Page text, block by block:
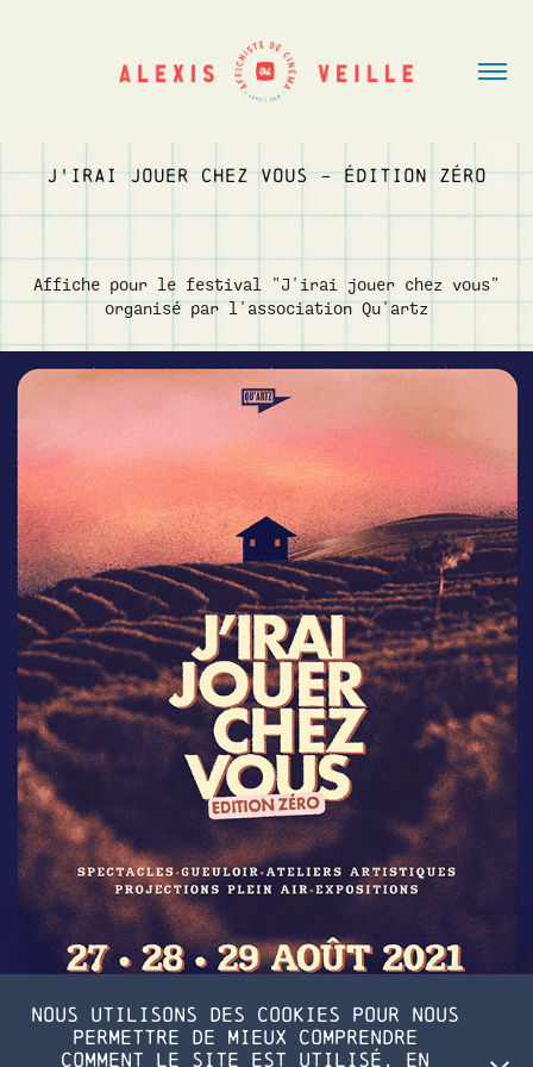
J'IRAI JOUER CHEZ VOUS - ÉDITION ZÉRO
Affiche pour le festival "J'irai jouer chez vous"
organisé par l'association Qu'artz
Nous utilisons des cookies pour nous
permettre de mieux comprendre
comment le site est utilisé. En